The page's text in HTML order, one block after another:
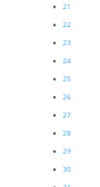
21
22
23
24
25
26
27
28
29
30